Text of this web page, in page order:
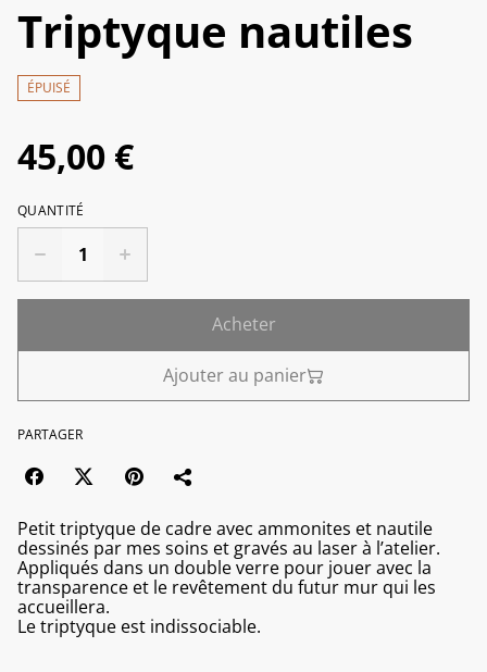
Triptyque nautiles
ÉPUISÉ
45,00 €
QUANTITÉ
Acheter
Ajouter au panier
PARTAGER
Petit triptyque de cadre avec ammonites et nautile
dessinés par mes soins et gravés au laser à l’atelier.
Appliqués dans un double verre pour jouer avec la
transparence et le revêtement du futur mur qui les
accueillera.
Le triptyque est indissociable.